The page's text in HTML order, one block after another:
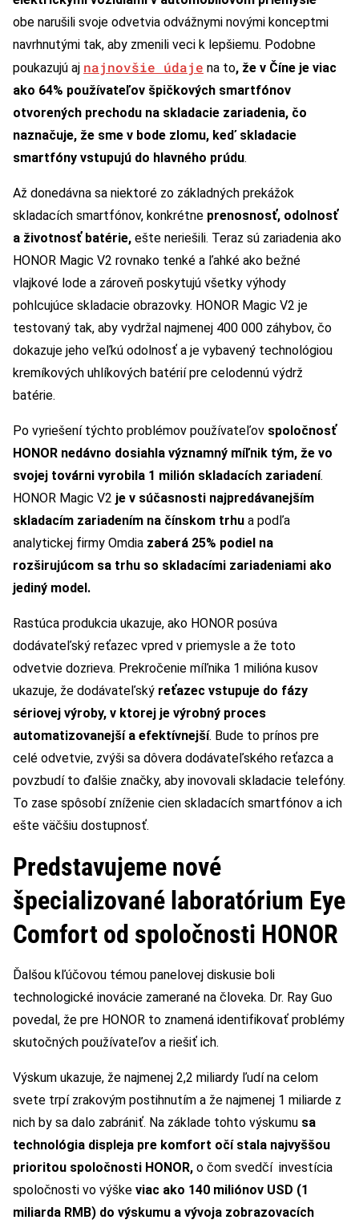
obe narušili svoje odvetvia odvážnymi novými konceptmi
navrhnutými tak, aby zmenili veci k lepšiemu. Podobne
poukazujú aj najnovšie údaje na to, že v Číne je viac
ako 64% používateľov špičkových smartfónov
otvorených prechodu na skladacie zariadenia, čo
naznačuje, že sme v bode zlomu, keď skladacie
smartfóny vstupujú do hlavného prúdu.
Až donedávna sa niektoré zo základných prekážok
skladacích smartfónov, konkrétne prenosnosť, odolnosť
a životnosť batérie, ešte neriešili. Teraz sú zariadenia ako
HONOR Magic V2 rovnako tenké a ľahké ako bežné
vlajkové lode a zároveň poskytujú všetky výhody
pohlcujúce skladacie obrazovky. HONOR Magic V2 je
testovaný tak, aby vydržal najmenej 400 000 záhybov, čo
dokazuje jeho veľkú odolnosť a je vybavený technológiou
kremíkových uhlíkových batérií pre celodennú výdrž
batérie.
Po vyriešení týchto problémov používateľov spoločnosť
HONOR nedávno dosiahla významný míľnik tým, že vo
svojej továrni vyrobila 1 milión skladacích zariadení.
HONOR Magic V2 je v súčasnosti najpredávanejším
skladacím zariadením na čínskom trhu a podľa
analytickej firmy Omdia zaberá 25% podiel na
rozširujúcom sa trhu so skladacími zariadeniami ako
jediný model.
Rastúca produkcia ukazuje, ako HONOR posúva
dodávateľský reťazec vpred v priemysle a že toto
odvetvie dozrieva. Prekročenie míľnika 1 milióna kusov
ukazuje, že dodávateľský reťazec vstupuje do fázy
sériovej výroby, v ktorej je výrobný proces
automatizovanejší a efektívnejší. Bude to prínos pre
celé odvetvie, zvýši sa dôvera dodávateľského reťazca a
povzbudí to ďalšie značky, aby inovovali skladacie telefóny.
To zase spôsobí zníženie cien skladacích smartfónov a ich
ešte väčšiu dostupnosť.
Predstavujeme nové
špecializované laboratórium Eye
Comfort od spoločnosti HONOR
Ďalšou kľúčovou témou panelovej diskusie boli
technologické inovácie zamerané na človeka. Dr. Ray Guo
povedal, že pre HONOR to znamená identifikovať problémy
skutočných používateľov a riešiť ich.
Výskum ukazuje, že najmenej 2,2 miliardy ľudí na celom
svete trpí zrakovým postihnutím a že najmenej 1 miliarde z
nich by sa dalo zabrániť. Na základe tohto výskumu sa
technológia displeja pre komfort očí stala najvyššou
prioritou spoločnosti HONOR, o čom svedčí investícia
spoločnosti vo výške viac ako 140 miliónov USD (1
miliarda RMB) do výskumu a vývoja zobrazovacích